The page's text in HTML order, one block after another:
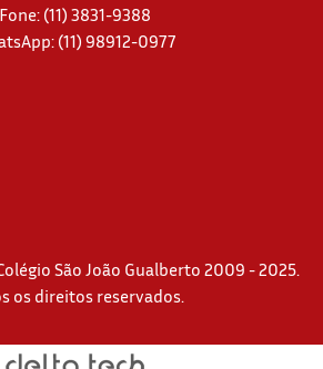
Fone: (11) 3831-9388
(11) 98912-0977
São João Gualberto 2009 - 2025.
os direitos reservados.